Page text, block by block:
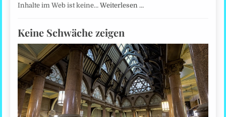
Inhalte im Web ist keine…Weiterlesen …
Keine Schwäche zeigen